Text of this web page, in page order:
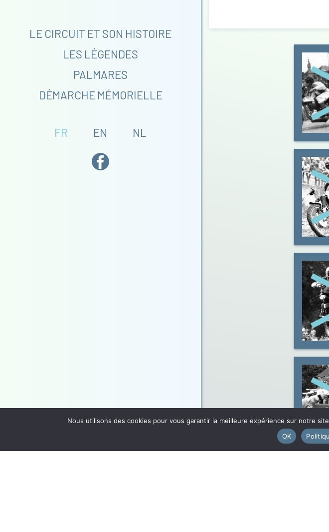
LE CIRCUIT ET SON HISTOIRE
LES LÉGENDES
PALMARES
DÉMARCHE MÉMORIELLE
FR EN NL
Nous utilisons des cookies pour vous garantir la meilleure expérience sur notre
OK